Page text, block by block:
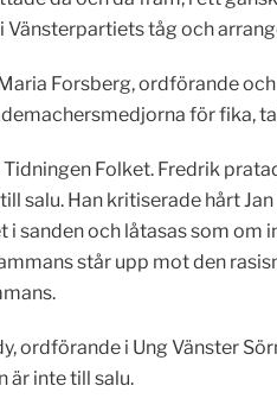
tåg och
Forsberg, ordförande
för fika,
Folket. Fredrik
salu. Han kritiserade hårt
sanden och låtasas som om
står upp mot den
ordförande i Ung Vänster
är inte till salu.